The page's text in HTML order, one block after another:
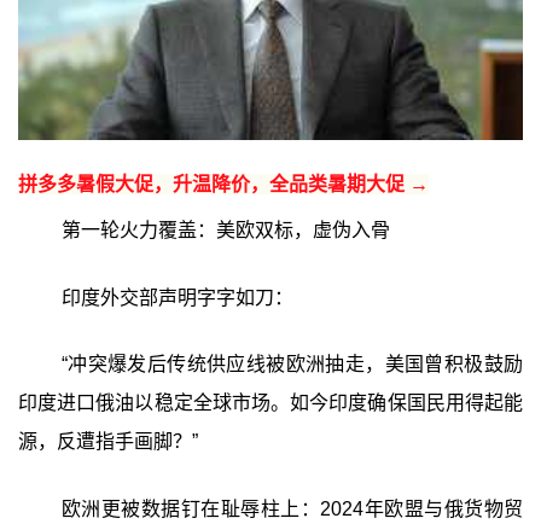
拼多多暑假大促，升温降价，全品类暑期大促 →
第一轮火力覆盖：美欧双标，虚伪入骨
印度外交部声明字字如刀：
“冲突爆发后传统供应线被欧洲抽走，美国曾积极鼓励
印度进口俄油以稳定全球市场。如今印度确保国民用得起能
源，反遭指手画脚？”
欧洲更被数据钉在耻辱柱上：2024年欧盟与俄货物贸